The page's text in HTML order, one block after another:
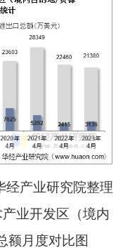
经产业研究院整理
业开发区（境内
额月度对比图